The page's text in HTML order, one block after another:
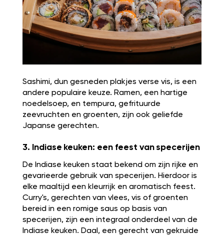
Sashimi, dun gesneden plakjes verse vis, is een
andere populaire keuze. Ramen, een hartige
noedelsoep, en tempura, gefrituurde
zeevruchten en groenten, zijn ook geliefde
Japanse gerechten.
3. Indiase keuken: een feest van specerijen
De Indiase keuken staat bekend om zijn rijke en
gevarieerde gebruik van specerijen. Hierdoor is
elke maaltijd een kleurrijk en aromatisch feest.
Curry's, gerechten van vlees, vis of groenten
bereid in een romige saus op basis van
specerijen, zijn een integraal onderdeel van de
Indiase keuken. Daal, een gerecht van gekruide